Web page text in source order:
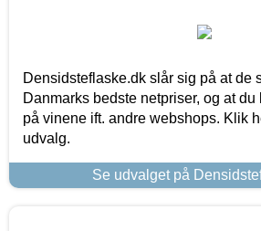
Densidsteflaske.dk slår sig på at de
Danmarks bedste netpriser, og at
på vinene ift. andre webshops. Klik
udvalg.
Se udvalget på